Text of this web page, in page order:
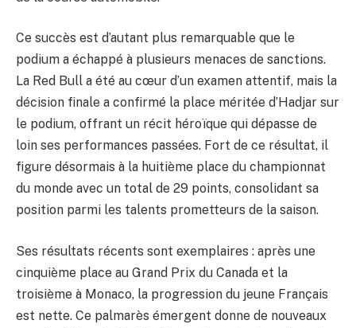
Ce succès est d’autant plus remarquable que le
podium a échappé à plusieurs menaces de sanctions.
La Red Bull a été au cœur d’un examen attentif, mais la
décision finale a confirmé la place méritée d’Hadjar sur
le podium, offrant un récit héroïque qui dépasse de
loin ses performances passées. Fort de ce résultat, il
figure désormais à la huitième place du championnat
du monde avec un total de 29 points, consolidant sa
position parmi les talents prometteurs de la saison.
Ses résultats récents sont exemplaires : après une
cinquième place au Grand Prix du Canada et la
troisième à Monaco, la progression du jeune Français
est nette. Ce palmarès émergent donne de nouveaux